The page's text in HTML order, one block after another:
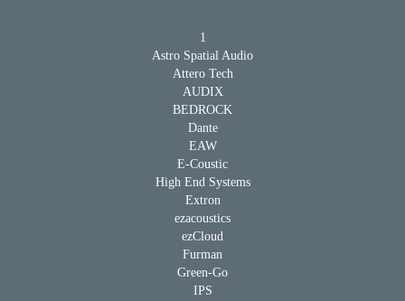
1
Astro Spatial Audio
Attero Tech
AUDIX
BEDROCK
Dante
EAW
E-Coustic
High End Systems
Extron
ezacoustics
ezCloud
Furman
Green-Go
IPS